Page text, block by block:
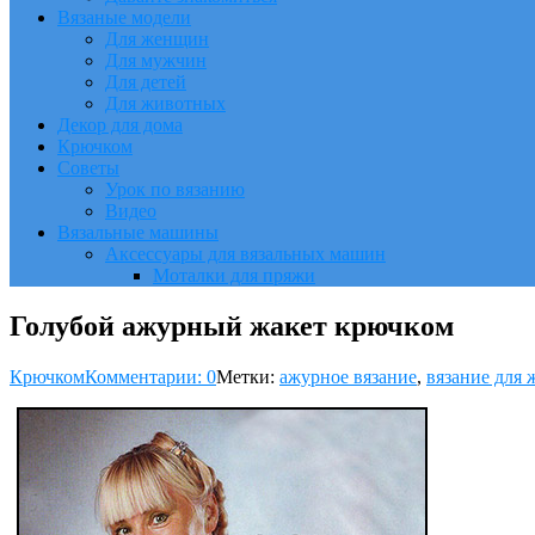
Вязаные модели
Для женщин
Для мужчин
Для детей
Для животных
Декор для дома
Крючком
Советы
Урок по вязанию
Видео
Вязальные машины
Аксессуары для вязальных машин
Моталки для пряжи
Голубой ажурный жакет крючком
КрючкомКомментарии: 0Метки: ажурное вязание, вязание для